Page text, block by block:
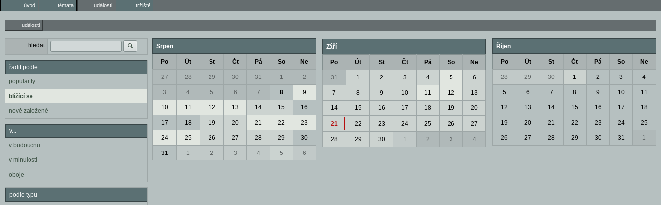
úvod témata události tržiště
události
hledat
řadit podle
popularity
blížící se
nově založené
v...
v budoucnu
v minulosti
oboje
podle typu
Srpen
Po Út St Čt Pá So Ne
27 28 29 30 31 1 2
3 4 5 6 7 8 9
10 11 12 13 14 15 16
17 18 19 20 21 22 23
24 25 26 27 28 29 30
31 1 2 3 4 5 6
Září
Po Út St Čt Pá So Ne
31 1 2 3 4 5 6
7 8 9 10 11 12 13
14 15 16 17 18 19 20
21 22 23 24 25 26 27
28 29 30 1 2 3 4
Říjen
Po Út St Čt Pá So Ne
28 29 30 1 2 3 4
5 6 7 8 9 10 11
12 13 14 15 16 17 18
19 20 21 22 23 24 25
26 27 28 29 30 31 1